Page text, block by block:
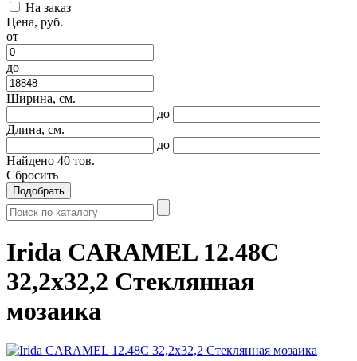
На заказ
Цена, руб.
от
до
Ширина, см.
до
Длина, см.
до
Найдено 40 тов.
Сбросить
Подобрать
Irida CARAMEL 12.48C
32,2x32,2 Стеклянная
мозаика